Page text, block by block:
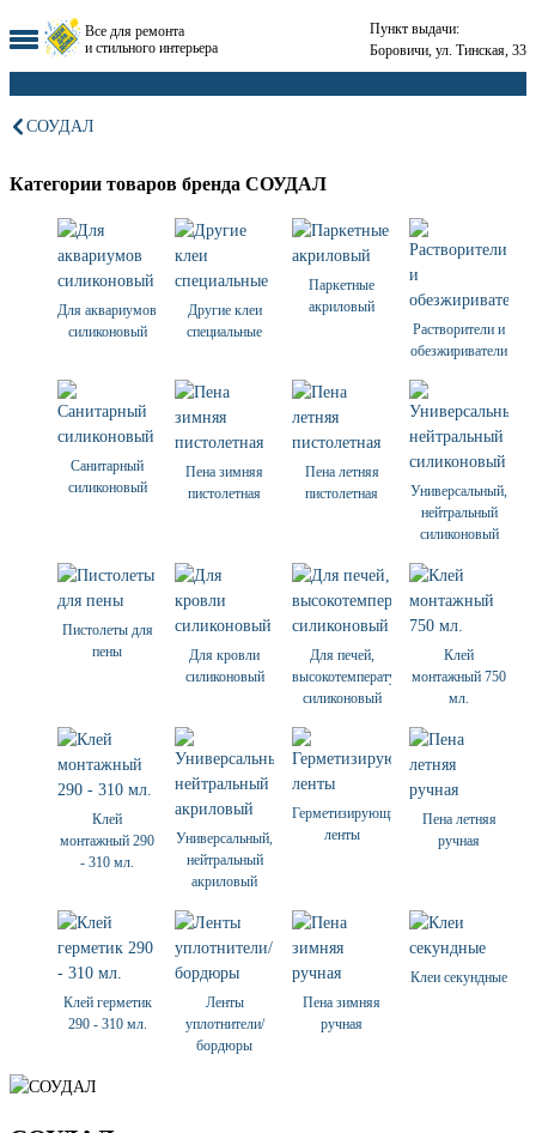
Все для ремонта
и стильного интерьера
Пункт выдачи:
Боровичи, ул. Тинская, 33
СОУДАЛ
Категории товаров бренда СОУДАЛ
Для аквариумов
силиконовый
Другие клеи
специальные
Паркетные
акриловый
Растворители и
обезжириватели
Санитарный
силиконовый
Пена зимняя
пистолетная
Пена летняя
пистолетная
Универсальный,
нейтральный
силиконовый
Пистолеты для
пены
Для кровли
силиконовый
Для печей,
высокотемпературный
силиконовый
Клей
монтажный 750
мл.
Клей
монтажный 290
- 310 мл.
Универсальный,
нейтральный
акриловый
Герметизирующие
ленты
Пена летняя
ручная
Клей герметик
290 - 310 мл.
Ленты
уплотнители/
бордюры
Пена зимняя
ручная
Клеи секундные